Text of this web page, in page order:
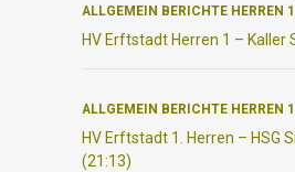
ALLGEMEIN BERICHTE HERREN 1
HV Erftstadt Herren 1 – Kaller
ALLGEMEIN BERICHTE HERREN 1
HV Erftstadt 1. Herren – HSG
(21:13)